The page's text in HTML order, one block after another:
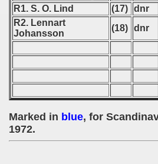
R1. S. O. Lind
(17) dnr
R2. Lennart
Johansson
(18) dnr
Marked in blue, for
1972.
- 1995
- 1996
- 1998
- 1999